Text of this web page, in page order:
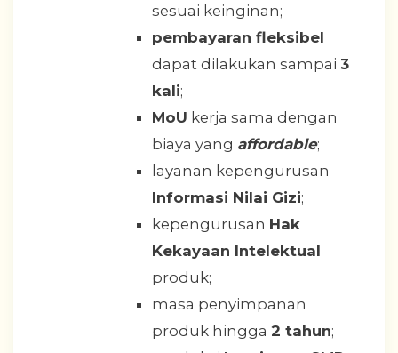
sesuai keinginan;
pembayaran fleksibel
dapat dilakukan sampai 3
kali;
MoU kerja sama dengan
biaya yang affordable;
layanan kepengurusan
Informasi Nilai Gizi;
kepengurusan Hak
Kekayaan Intelektual
produk;
masa penyimpanan
produk hingga 2 tahun;